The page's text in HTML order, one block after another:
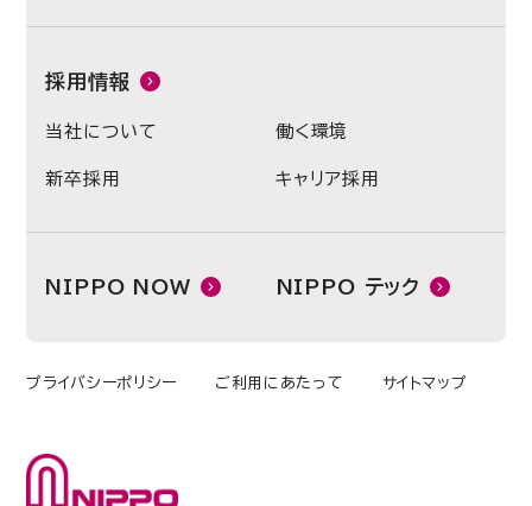
採用情報
当社について 働く環境
新卒採用 キャリア採用
NIPPO NOW NIPPO テック
プライバシーポリシー ご利用にあたって サイトマップ